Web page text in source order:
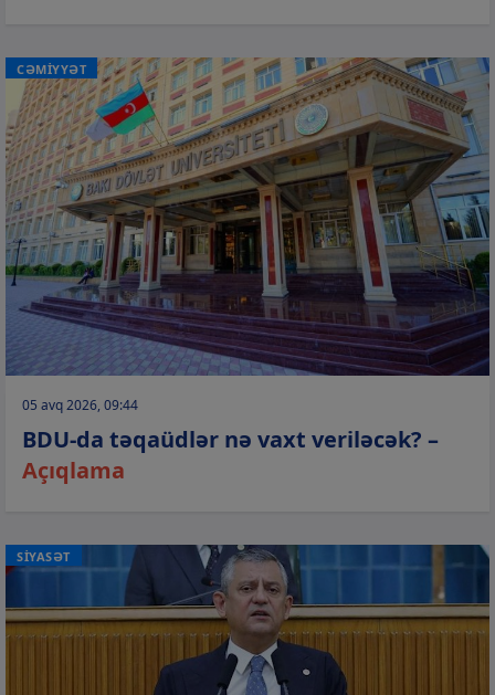
CƏMİYYƏT
05 avq 2026, 09:44
BDU-da təqaüdlər nə vaxt veriləcək? –
Açıqlama
SİYASƏT